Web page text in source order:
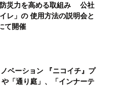
防災力を高める取組み 公社
レ」の 使用方法の説明会と
て開催
ベーション 『ニコイチ』プ
「通り庭」、「インナーテ